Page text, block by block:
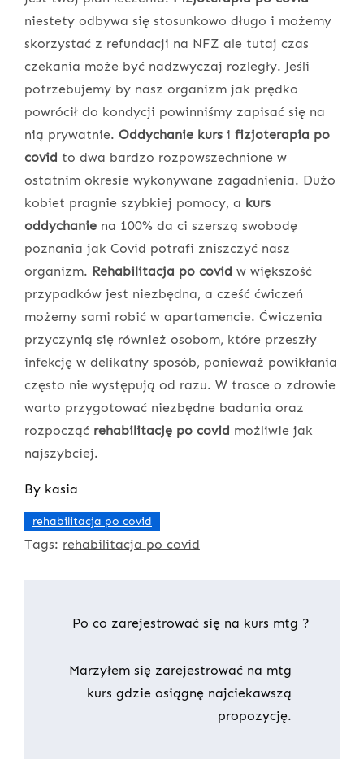
niestety odbywa się stosunkowo długo i możemy
skorzystać z refundacji na NFZ ale tutaj czas
czekania może być nadzwyczaj rozległy. Jeśli
potrzebujemy by nasz organizm jak prędko
powrócił do kondycji powinniśmy zapisać się na
nią prywatnie. Oddychanie kurs i fizjoterapia po
covid to dwa bardzo rozpowszechnione w
ostatnim okresie wykonywane zagadnienia. Dużo
kobiet pragnie szybkiej pomocy, a kurs
oddychanie na 100% da ci szerszą swobodę
poznania jak Covid potrafi zniszczyć nasz
organizm. Rehabilitacja po covid w większość
przypadków jest niezbędna, a cześć ćwiczeń
możemy sami robić w apartamencie. Ćwiczenia
przyczynią się również osobom, które przeszły
infekcję w delikatny sposób, ponieważ powikłania
często nie występują od razu. W trosce o zdrowie
warto przygotować niezbędne badania oraz
rozpocząć rehabilitację po covid możliwie jak
najszybciej.
By kasia
rehabilitacja po covid
Tags: rehabilitacja po covid
Nawigacja
wpisu
Po co zarejestrować się na kurs mtg ?
Marzyłem się zarejestrować na mtg
kurs gdzie osiągnę najciekawszą
propozycję.